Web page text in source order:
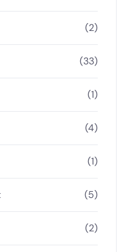
(2)
(33)
(1)
(4)
(1)
(5)
(2)